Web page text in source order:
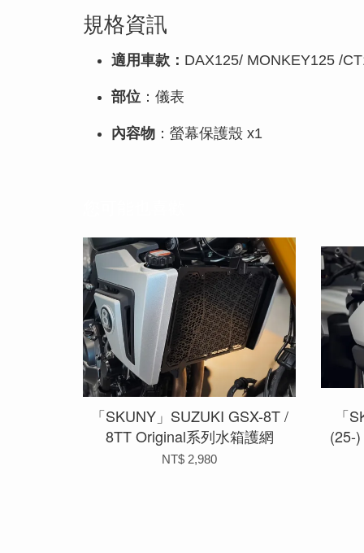
規格資訊
適用車款： DAX125/ MONKEY125 /
部位 ：儀表
內容物 ：螢幕保護殼 x1
「SKUNY」SUZUKI GSX-8T /
8TT Original系列水箱護網
NT$ 2,980
「
(25-